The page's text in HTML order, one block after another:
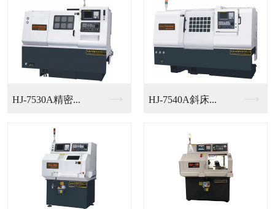
HJ-7530A精密... HJ-7540A斜床...